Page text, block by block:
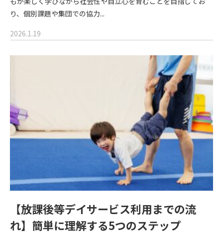
り、個別課題や集団での協力...
2026.1.19
【放課後等デイサービス利用までの流
れ】簡単に理解する5つのステップ